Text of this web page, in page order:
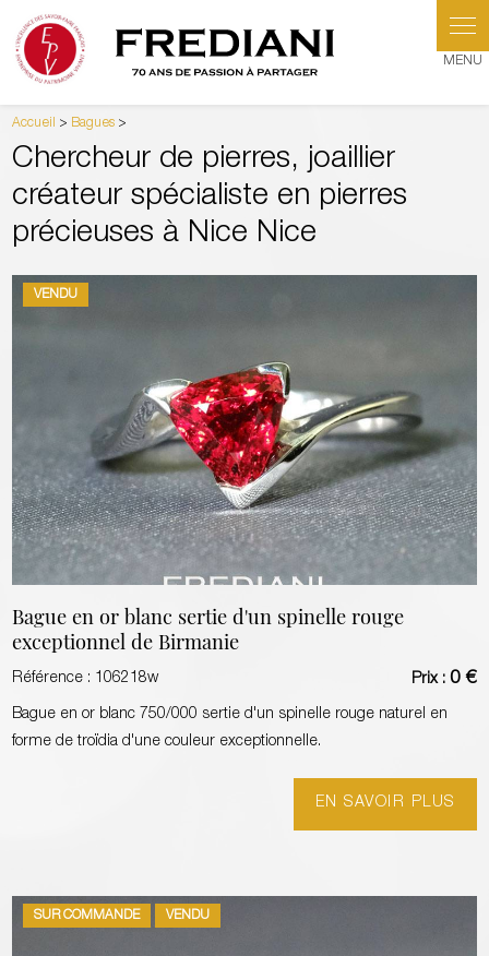
Accueil > Bagues >
Chercheur de pierres, joaillier
créateur spécialiste en pierres
précieuses à Nice Nice
VENDU
Bague en or blanc sertie d'un spinelle rouge
exceptionnel de Birmanie
Référence : 106218w Prix : 0 €
Bague en or blanc 750/000 sertie d'un spinelle rouge naturel en
forme de troïdia d'une couleur exceptionnelle.
EN SAVOIR PLUS
SUR COMMANDE VENDU